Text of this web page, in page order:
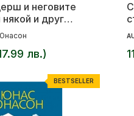
и неговите
и друг
лв.)
BESTSELLER